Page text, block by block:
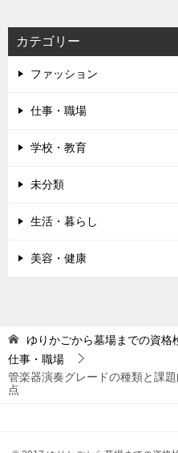
カテゴリー
ファッション
仕事・職場
学校・教育
未分類
生活・暮らし
美容・健康
ゆりかごから墓場までの資格
仕事・職場
管楽器演奏グレードの種類と課
点